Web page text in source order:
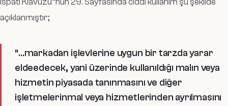
İspatı Klavuzu”nun 29. Sayfasında ciddi kullanım şu şekilde
açıklanmıştır;
“…markadan işlevlerine uygun bir tarzda yarar
eldeedecek, yani üzerinde kullanıldığı malın veya
hizmetin piyasada tanınmasını ve diğer
işletmelerinmal veya hizmetlerinden ayrılmasını